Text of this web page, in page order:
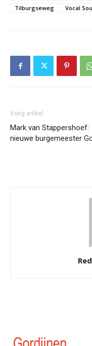
Tilburgseweg
Vocal
Vorig artikel
Mark van Stappershoef:
nieuwe burgemeester